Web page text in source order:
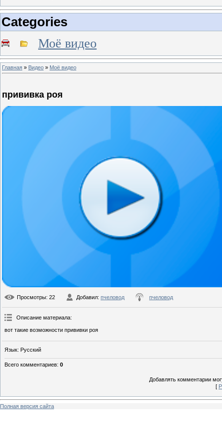
Categories
Моё видео
Главная » Видео » Моё видео
прививка роя
Просмотры: 22 Добавил: пчеловод пчеловод
Описание материала:
вот такие возможности прививки роя
Язык: Русский
Всего комментариев: 0
Добавлять комментарии
[
Полная версия сайта